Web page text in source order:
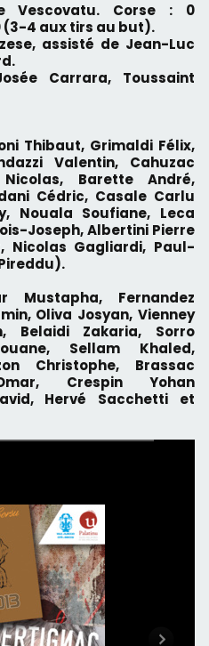
(3-4 aux tirs au but).
assisté de Jean-Luc
Carrara, Toussaint
Thibaut, Grimaldi Félix,
Valentin, Cahuzac
Barette André,
Cédric, Casale Carlu
Nouala Soufiane, Leca
Joseph, Albertini Pierre
Nicolas Gagliardi, Paul-
Mustapha, Fernandez
Oliva Josyan, Vienney
Belaidi Zakaria, Sorro
Sellam Khaled,
Christophe, Brassac
Crespin Yohan
Hervé Sacchetti et